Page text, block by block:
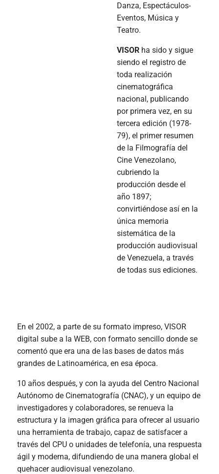
Danza, Espectáculos-
Eventos, Música y
Teatro.
VISORha sido y sigue
siendo el registro de
toda realización
cinematográfica
nacional, publicando
por primera vez, en su
tercera edición (1978-
79), el primer resumen
de la Filmografía del
Cine Venezolano,
cubriendo la
producción desde el
año 1897;
convirtiéndose así en la
única memoria
sistemática de la
producción audiovisual
de Venezuela, a través
de todas sus ediciones.
En el 2002, a parte de su formato impreso, VISOR
digital sube a la WEB, con formato sencillo donde se
comentó que era una de las bases de datos más
grandes de Latinoamérica, en esa época.
10 años después, y con la ayuda del Centro Nacional
Autónomo de Cinematografía (CNAC), y un equipo de
investigadores y colaboradores, se renueva la
estructura y la imagen gráfica para ofrecer al usuario
una herramienta de trabajo, capaz de satisfacer a
través del CPU o unidades de telefonía, una respuesta
ágil y moderna, difundiendo de una manera global el
quehacer audiovisual venezolano.